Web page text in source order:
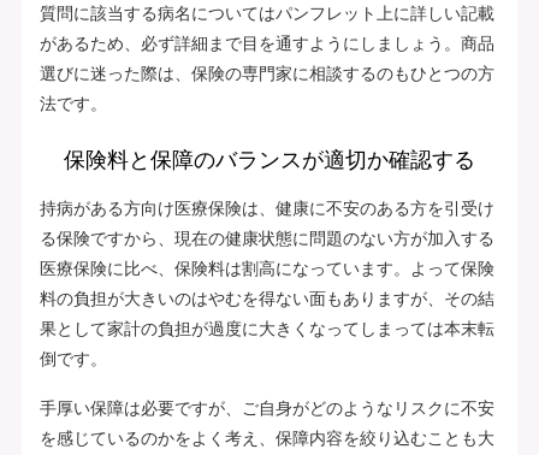
質問に該当する病名についてはパンフレット上に詳しい記載
があるため、必ず詳細まで目を通すようにしましょう。商品
選びに迷った際は、保険の専門家に相談するのもひとつの方
法です。
保険料と保障のバランスが適切か確認する
持病がある方向け医療保険は、健康に不安のある方を引受け
る保険ですから、現在の健康状態に問題のない方が加入する
医療保険に比べ、保険料は割高になっています。よって保険
料の負担が大きいのはやむを得ない面もありますが、その結
果として家計の負担が過度に大きくなってしまっては本末転
倒です。
手厚い保障は必要ですが、ご自身がどのようなリスクに不安
を感じているのかをよく考え、保障内容を絞り込むことも大